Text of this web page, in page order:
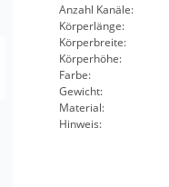
Anzahl Kanäle:
Körperlänge:
Körperbreite:
Körperhöhe:
Farbe:
Gewicht:
Material:
Hinweis: